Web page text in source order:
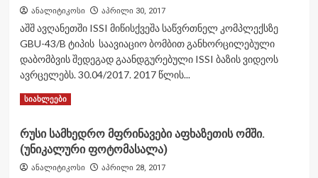
ანალიტიკოსი აპრილი 30, 2017
აშშ ავღანეთში ISSI მიწისქვეშა საწვრთნელ კომპლექსზე
GBU-43/B ტიპის საავიაციო ბომბით განხორცილებული
დაბომბვის შედეგად გაანდგურებული ISSI ბაზის ვიდეოს
ავრცელებს. 30.04/2017. 2017 წლის...
Read MoreRead
აშშ
ავღანეთში
ISSI
სიახლეები
რუსი სამხედრო მფრინავები აფხაზეთის ომში.
(უნიკალური ფოტომასალა)
ანალიტიკოსი აპრილი 28, 2017